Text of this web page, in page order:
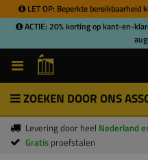
LET OP: Beperkte bereikbaarheid
ACTIE: 20% korting op kant-en-
ZOEKEN DOOR ONS
Levering door heel Nederland
Gratis proefstalen